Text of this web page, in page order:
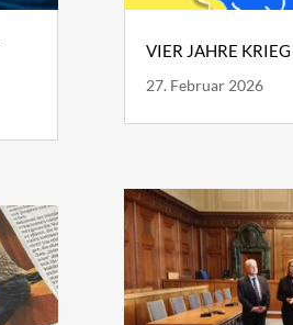
VIER JAHRE
27. Februar 2026